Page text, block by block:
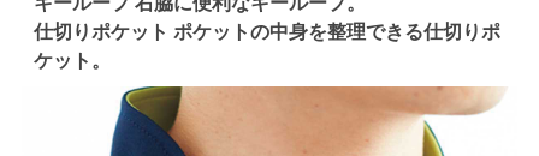
仕切りポケット ポケットの中身を整理できる仕切りポ
ケット。